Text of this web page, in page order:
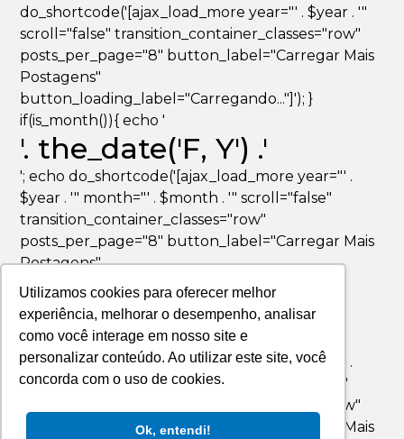
Utilizamos cookies para oferecer melhor
experiência, melhorar o desempenho, analisar
como você interage em nosso site e
personalizar conteúdo. Ao utilizar este site, você
concorda com o uso de cookies.
Ok, entendi!
do_shortcode('[ajax_load_more year="' . $year . '"
scroll="false" transition_container_classes="row"
posts_per_page="8" button_label="Carregar Mais
Postagens"
button_loading_label="Carregando..."]'); }
if(is_month()){ echo '
'. the_date('F, Y') .'
'; echo do_shortcode('[ajax_load_more year="' .
$year . '" month="' . $month . '" scroll="false"
transition_container_classes="row"
posts_per_page="8" button_label="Carregar Mais
Postagens"
button_loading_label="Carregando..."]'); }
if(is_day()){ echo '
'. the_date('F jS, Y') .'
'; echo do_shortcode('[ajax_load_more year="' .
$year . '" month="' . $month . '" day="' . $day . '"
scroll="false" transition_container_classes="row"
posts_per_page="8" button_label="Carregar Mais